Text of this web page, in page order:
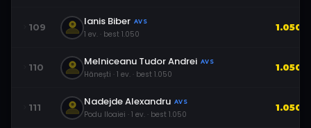
109 Ianis Biber AVS
1 ev. · best 1.050
1.050
110 Melniceanu Tudor Andrei AVS
Hănești · 1 ev. · best 1.050
1.050
111 Nadejde Alexandru AVS
Podu Iloaiei · 1 ev. · best 1.050
1.050